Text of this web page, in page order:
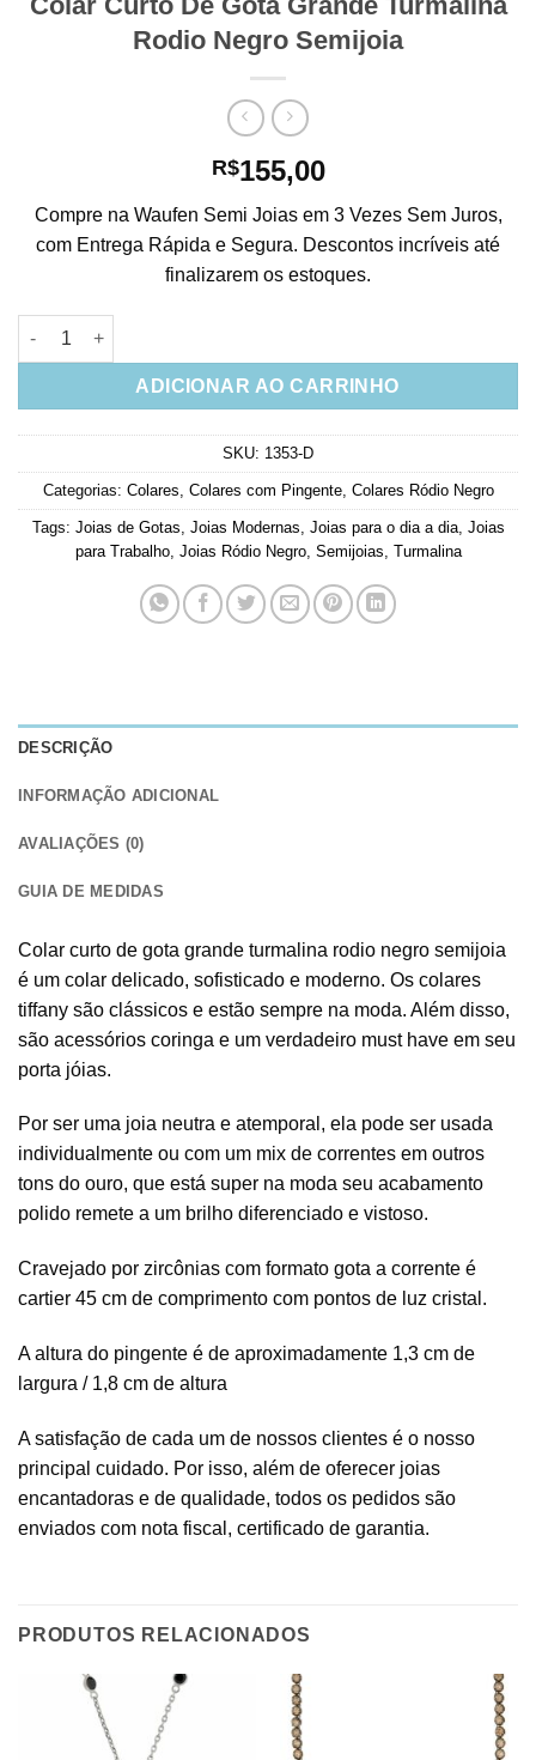
Rodio Negro Semijoia
R$155,00
Compre na Waufen Semi Joias em 3 Vezes Sem Juros,
com Entrega Rápida e Segura. Descontos incríveis até
finalizarem os estoques.
Colar Curto De Gota Grande Turmalina Rodio Negro Semijoia
ADICIONAR AO CARRINHO
SKU: 1353-D
Categorias: Colares Colares com Pingente, Colares Ródio Negro
Tags: Joias de Gotas Joias Modernas Joias para o dia a dia, Joias
para Trabalho, Joias Ródio Negro, Semijoias Turmalina
DESCRIÇÃO
INFORMAÇÃO ADICIONAL
AVALIAÇÕES (0)
GUIA DE MEDIDAS
Colar curto de gota grande turmalina rodio negro semijoia
é um colar delicado, sofisticado e moderno. Os colares
tiffany são clássicos e estão sempre na moda. Além disso,
são acessórios coringa e um verdadeiro must have em seu
porta jóias.
Por ser uma joia neutra e atemporal, ela pode ser usada
individualmente ou com um mix de correntes em outros
tons do ouro, que está super na moda seu acabamento
polido remete a um brilho diferenciado e vistoso.
Cravejado por zircônias com formato gota a corrente é
cartier 45 cm de comprimento com pontos de luz cristal.
A altura do pingente é de aproximadamente 1,3 cm de
largura / 1,8 cm de altura
A satisfação de cada um de nossos clientes é o nosso
principal cuidado. Por isso, além de oferecer joias
encantadoras e de qualidade, todos os pedidos são
enviados com nota fiscal, certificado de garantia.
PRODUTOS RELACIONADOS